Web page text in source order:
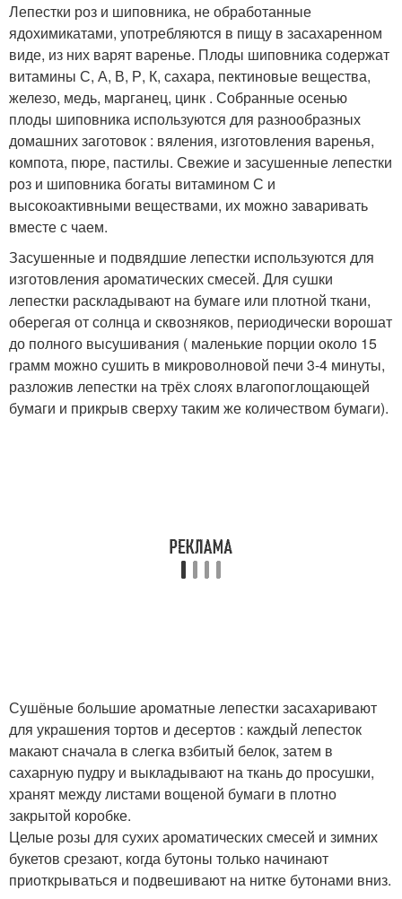
Лепестки роз и шиповника, не обработанные
ядохимикатами, употребляются в пищу в засахаренном
виде, из них варят варенье. Плоды шиповника содержат
витамины С, А, В, Р, К, сахара, пектиновые вещества,
железо, медь, марганец, цинк . Собранные осенью
плоды шиповника используются для разнообразных
домашних заготовок : вяления, изготовления варенья,
компота, пюре, пастилы. Свежие и засушенные лепестки
роз и шиповника богаты витамином С и
высокоактивными веществами, их можно заваривать
вместе с чаем.
Засушенные и подвядшие лепестки используются для
изготовления ароматических смесей. Для сушки
лепестки раскладывают на бумаге или плотной ткани,
оберегая от солнца и сквозняков, периодически ворошат
до полного высушивания ( маленькие порции около 15
грамм можно сушить в микроволновой печи 3-4 минуты,
разложив лепестки на трёх слоях влагопоглощающей
бумаги и прикрыв сверху таким же количеством бумаги).
Сушёные большие ароматные лепестки засахаривают
для украшения тортов и десертов : каждый лепесток
макают сначала в слегка взбитый белок, затем в
сахарную пудру и выкладывают на ткань до просушки,
хранят между листами вощеной бумаги в плотно
закрытой коробке.
Целые розы для сухих ароматических смесей и зимних
букетов срезают, когда бутоны только начинают
приоткрываться и подвешивают на нитке бутонами вниз.